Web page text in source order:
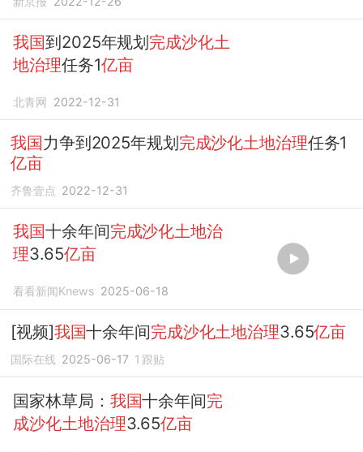
我国到2025年规划完成沙化土
地治理任务1亿亩
北青网 2022-12-31
我国力争到2025年规划完成沙化土地治理任务1
亿亩
齐鲁壹点 2022-12-31
我国十余年间完成沙化土地治
理3.65亿亩
看看新闻Knews 2025-06-18
[视频]我国十余年间完成沙化土地治理3.65亿亩
国际在线 2025-06-17 1 跟贴
国家林草局： 我国十余年间完
成沙化土地治理3.65亿亩